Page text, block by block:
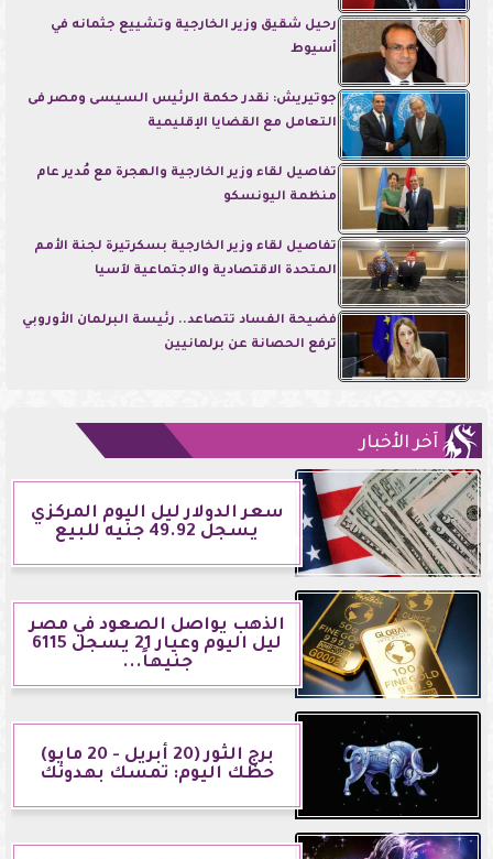
رحيل شقيق وزير الخارجية وتشييع جثمانه في
أسيوط
جوتيريش: نقدر حكمة الرئيس السيسى ومصر فى
التعامل مع القضايا الإقليمية
تفاصيل لقاء وزير الخارجية والهجرة مع مُدير عام
منظمة اليونسكو
تفاصيل لقاء وزير الخارجية بسكرتيرة لجنة الأمم
المتحدة الاقتصادية والاجتماعية لآسيا
فضيحة الفساد تتصاعد.. رئيسة البرلمان الأوروبي
ترفع الحصانة عن برلمانيين
آخر الأخبار
سعر الدولار ليل اليوم المركزي
يسجل 49.92 جنيه للبيع
الذهب يواصل الصعود في مصر
ليل اليوم وعيار 21 يسجل 6115
جنيهاً...
برج الثور (20 أبريل - 20 مايو)
حظك اليوم: تمسك بهدوئك